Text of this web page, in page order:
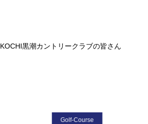
KOCHI黒潮カントリークラブの皆さん
Golf-Course